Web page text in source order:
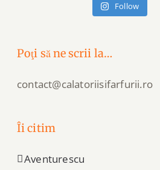
Follow
Poţi să ne scrii la…
contact@calatoriisifarfurii.ro
Îi citim
Aventurescu